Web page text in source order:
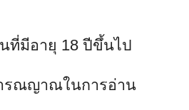
ที่มีอายุ 18 ปีขึ้นไป
รณญาณในการอ่าน